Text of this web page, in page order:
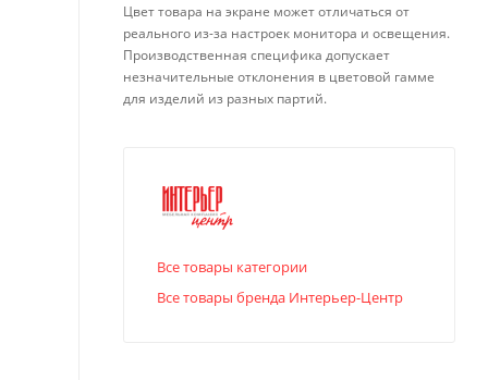
Цвет товара на экране может отличаться от
реального из-за настроек монитора и освещения.
Производственная специфика допускает
незначительные отклонения в цветовой гамме
для изделий из разных партий.
Все товары категории
Все товары бренда Интерьер-Центр